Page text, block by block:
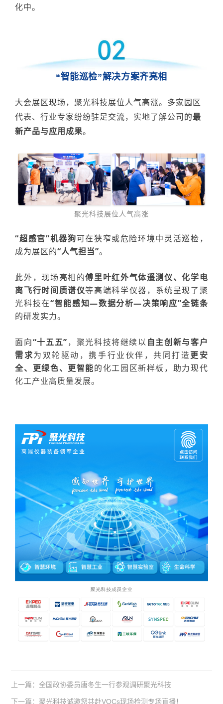
化中。
“智能巡检”解决方案齐亮相
大会展区现场，聚光科技展位人气高涨。多家园区
代表、行业专家纷纷驻足交流，实地了解公司的最
新产品与应用成果。
聚光科技展位人气高涨
“超感官”机器狗可在狭窄或危险环境中灵活巡检，
成为展区的“人气担当”。
此外，现场亮相的傅里叶红外气体遥测仪、化学电
离飞行时间质谱仪等高端科学仪器， 系统呈现了聚
光科技在“智能感知—数据分析—决策响应”全链条
的研发实力。
面向“十五五”，聚光科技将继续以自主创新与客户
需求为双轮驱动，携手行业伙伴，共同打造更安
全、更绿色、更智能的化工园区新样板，助力现代
化工产业高质量发展。
上一篇：全国政协委员唐冬生一行参观调研聚光科技
下一篇：聚光科技诚邀您共赴VOCs现场检测专场直播！